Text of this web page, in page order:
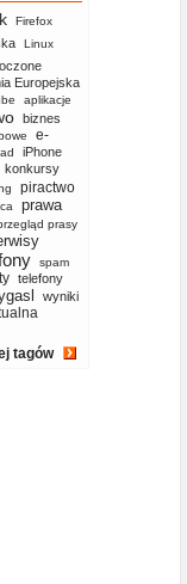
Firefox
Linux
Europejska
aplikacje
biznes
e-
iPhone
konkursy
piractwo
prawa
prasy
spam
telefony
wyniki
tagów